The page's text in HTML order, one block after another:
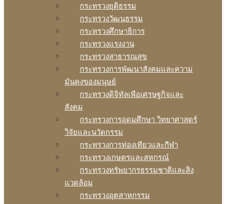
กระทรวงยุติธรรม
กระทรวงวัฒนธรรม
กระทรวงศึกษาธิการ
กระทรวงแรงงาน
กระทรวงสาธารณสุข
กระทรวงการพัฒนาสังคมและความ
มันคงของมนุษย์
กระทรวงดิจิทัลเพือเศรษฐกิจและ
สังคม
กระทรวงการอุดมศึกษา วิทยาศาสตร์
วิจัยและนวัตกรรม
กระทรวงการท่องเทียวและกีฬา
กระทรวงเกษตรและสหกรณ์
กระทรวงทรัพยากรธรรมชาติและสิง
แวดล้อม
กระทรวงอุตสาหกรรม